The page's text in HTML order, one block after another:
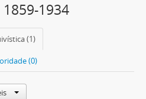
1934
(1)
(0)